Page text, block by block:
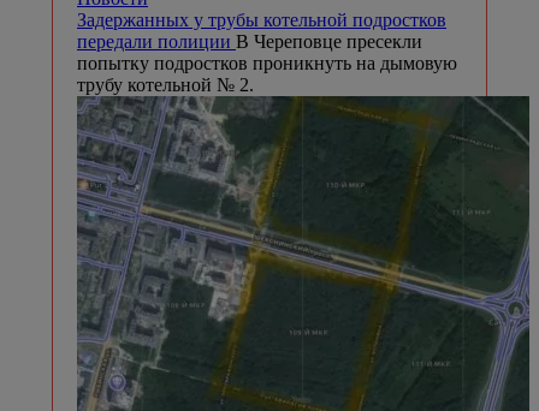
Задержанных у трубы котельной подростков
передали полиции В Череповце пресекли
попытку подростков проникнуть на дымовую
трубу котельной № 2.